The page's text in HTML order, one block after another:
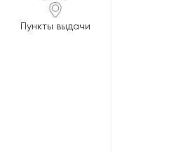
Пункты выдачи